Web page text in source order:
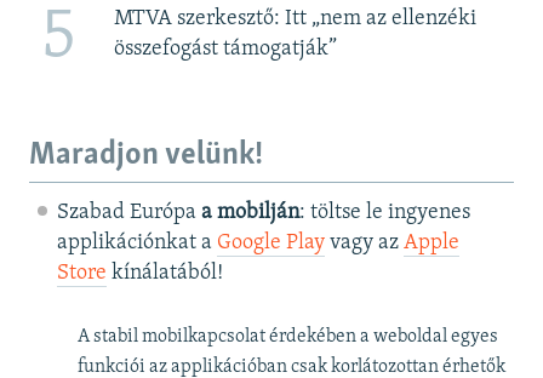
5
MTVA szerkesztő: Itt „nem az ellenzéki
összefogást támogatják”
Maradjon velünk!
Szabad Európa a mobilján: töltse le ingyenes
applikációnkat a Google Playvagy az Apple
Store kínálatából!
A stabil mobilkapcsolat érdekében a weboldal egyes
funkciói az applikációban csak korlátozottan érhetők